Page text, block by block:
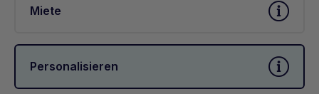
Miete
Personalisieren